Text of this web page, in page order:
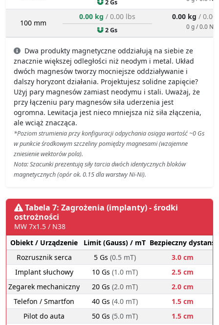
2 Gs
100 mm
0.00 kg / 0.00 lbs
2 Gs
0.00 kg / 0.00
0 g / 0.0 N
Dwa produkty magnetyczne oddziałują na siebie ze
znacznie większej odległości niż neodym i metal. Układ
dwóch magnesów tworzy mocniejsze oddziaływanie i
dalszy horyzont działania. Projektujesz solidne zapięcie?
Użyj pary magnesów zamiast neodymu i stali. Uważaj, że
przy łączeniu pary magnesów siła uderzenia jest
ogromna. Lewitacja jest nieco mniejsza niż siła złączenia,
ale wciąż znacząca.
*Poziom strumienia przy konfiguracji odpychania osiąga wartość ~0 Gs
w punkcie środkowym szczeliny pomiędzy magnesami (wzajemne
zniesienie wektorów pola).
Nota: Szacunki prezentują siły tarcia dwóch identycznych bloków
magnetycznych (opór ok. 0.15 dla warstwy Ni-Ni).
Tabela 7: Zagrożenia (implanty) - środki
ostrożności
MW 7x1.5 / N38
Obiekt / Urządzenie
Limit (Gauss) / mT Bezpieczny dystans
Rozrusznik serca
5 Gs (0.5 mT)
3.0 cm
Implant słuchowy
10 Gs (1.0 mT)
2.5 cm
Zegarek mechaniczny
20 Gs (2.0 mT)
2.0 cm
Telefon / Smartfon
40 Gs (4.0 mT)
1.5 cm
Pilot do auta
50 Gs (5.0 mT)
1.5 cm